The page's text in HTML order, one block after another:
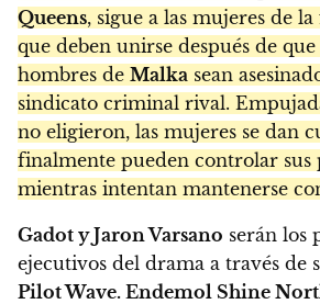
Queens, sigue a las mujeres de
que deben unirse después de
hombres de Malka sean
sindicato criminal rival.
no eligieron, las mujeres se dan
finalmente pueden controlar sus
mientras intentan mantenerse
Gadot y Jaron Varsano serán los
ejecutivos del drama a través de
Pilot Wave. Endemol Shine